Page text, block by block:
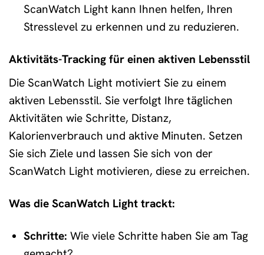
ScanWatch Light kann Ihnen helfen, Ihren
Stresslevel zu erkennen und zu reduzieren.
Aktivitäts-Tracking für einen aktiven Lebensstil
Die ScanWatch Light motiviert Sie zu einem
aktiven Lebensstil. Sie verfolgt Ihre täglichen
Aktivitäten wie Schritte, Distanz,
Kalorienverbrauch und aktive Minuten. Setzen
Sie sich Ziele und lassen Sie sich von der
ScanWatch Light motivieren, diese zu erreichen.
Was die ScanWatch Light trackt:
Schritte: Wie viele Schritte haben Sie am Tag